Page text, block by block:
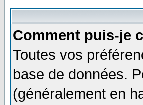
Comment puis-je
Toutes vos
base de données.
(généralement en